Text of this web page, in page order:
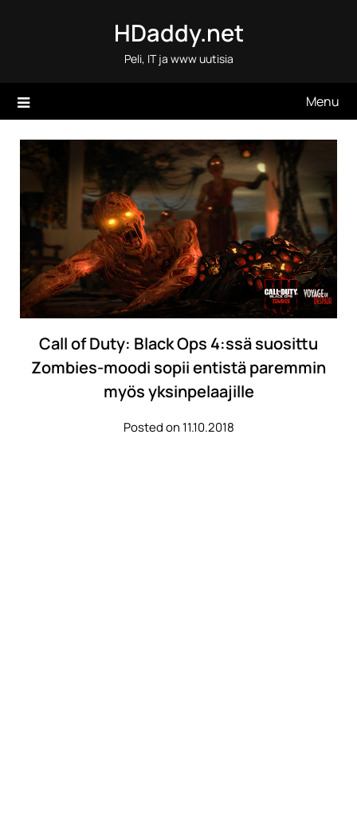
HDaddy.net
Peli, IT ja www uutisia
Menu
Call of Duty: Black Ops 4:ssä suosittu
Zombies-moodi sopii entistä paremmin
myös yksinpelaajille
Posted on 11.10.2018